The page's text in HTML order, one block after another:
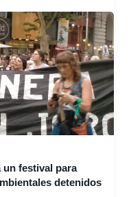
festival para
detenidos